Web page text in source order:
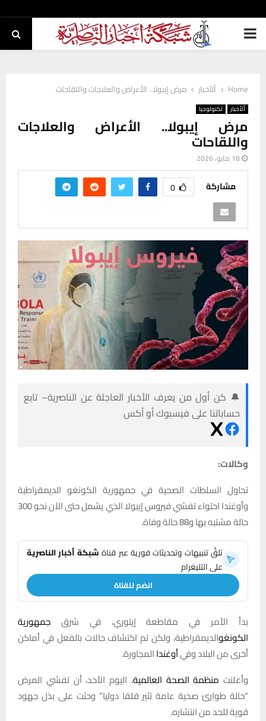
PRIMARY
Home ألأخبار مرض إيبولا.. الأعراض والعلاجات واللقاحات
ألأخبار تكنولوجيا
مرض إيبولا.. الأعراض والعلاجات
واللقاحات
18 مايو، 2026
مشاركة 0
🔔 كن أول من يعرف الأخبار العاجلة عن الناصرية– تابع
حساباتنا على فيسبوك أو أكس
وكالات:
تحاول السلطات الصحية في جمهورية الكونغو الديمقراطية
وأوغندا احتواء تفشي فيروس إيبولا الذي يشمل حتى الآن نحو 300
حالة مشتبه بها و88 حالة وفاة.
تلقَّ تنبيهات وتحديثات فورية عبر قناةشبكة أخبار الناصرية
على التليغرام
انضم للقناة
بدأ الأمر في مقاطعة إيتوري، في شرق جمهورية
الكونغوالديمقراطية، ولكن تم اكتشاف حالات بالفعل في أماكن
أخرى من البلاد وفيأوغنداالمجاورة.
وأعلنت منظمة الصحة العالمية، اليوم الأحد، أن تفشي المرض
“حالة طوارئ صحية عامة تثير قلقا دوليا” وحثت على بذل جهود
قوية للحد من انتشاره.